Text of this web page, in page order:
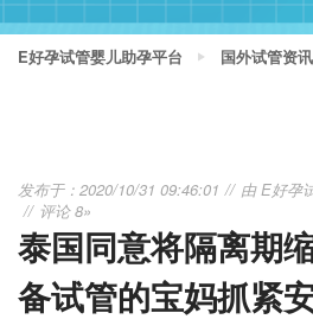
E好孕试管婴儿助孕平台 国外试管资讯
发布于：2020/10/31 09:46:01 由E好孕
评论 8»
泰国同意将隔离期
备试管的宝妈抓紧